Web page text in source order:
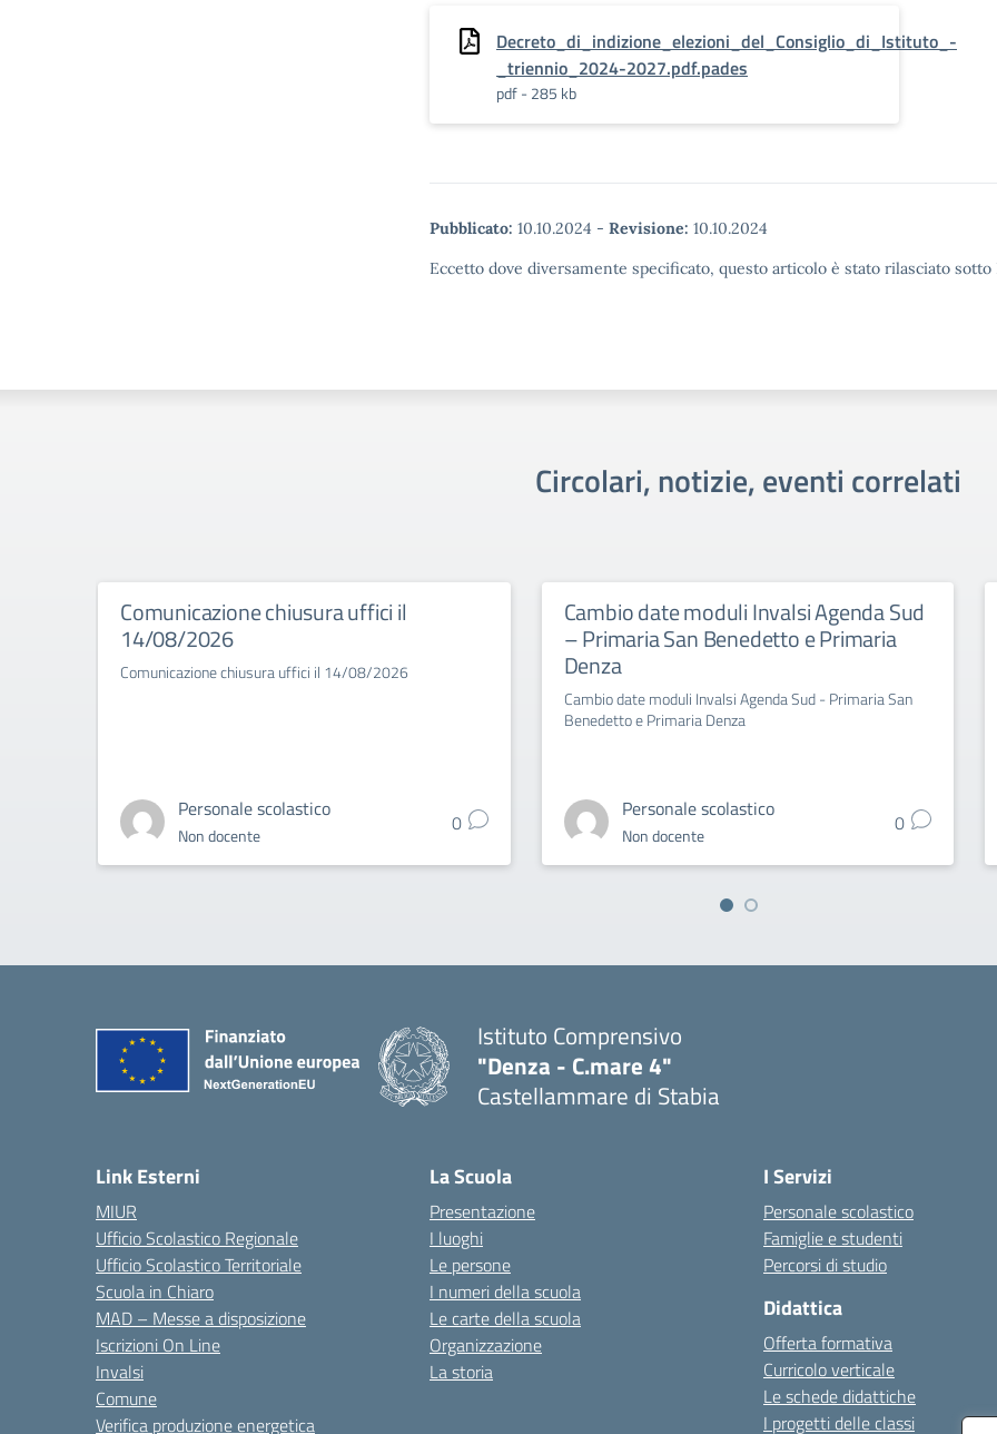
Decreto_di_indizione_elezioni_del_Consiglio_di_Istituto_-
_triennio_2024-2027.pdf.pades
pdf - 285 kb
Pubblicato: 10.10.2024 - Revisione: 10.10.2024
Eccetto dove diversamente specificato, questo articolo è stato rilasciato
Circolari, notizie, eventi correlati
Comunicazione chiusura uffici il
14/08/2026
Comunicazione chiusura uffici il 14/08/2026
Personale scolastico
Non docente 0
Cambio date moduli Invalsi Agenda Sud
– Primaria San Benedetto e Primaria
Denza
Cambio date moduli Invalsi Agenda Sud - Primaria San
Benedetto e Primaria Denza
Personale scolastico
Non docente 0
Istituto Comprensivo
"Denza - C.mare 4"
Castellammare di Stabia
Link Esterni
MIUR
Ufficio Scolastico Regionale
Ufficio Scolastico Territoriale
Scuola in Chiaro
MAD – Messe a disposizione
Iscrizioni On Line
Invalsi
Comune
Verifica produzione energetica
La Scuola
Presentazione
I luoghi
Le persone
I numeri della scuola
Le carte della scuola
Organizzazione
La storia
I Servizi
Personale scolastico
Famiglie e studenti
Percorsi di studio
Didattica
Offerta formativa
Curricolo verticale
Le schede didattiche
I progetti delle classi